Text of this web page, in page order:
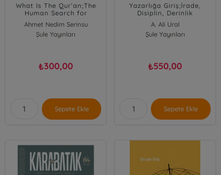
What Is The Qur’an;The
Human Search for
Meaning and The Qur'an
Ahmet Nedim Serinsu
Şule Yayınları
₺300,00
Sepete Ekle
Yazarlığa Giriş;İrade,
Disiplin, Derinlik
A. Ali Ural
Şule Yayınları
₺550,00
Sepete Ekle